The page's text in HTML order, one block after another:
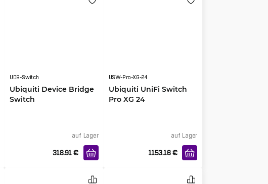
UDB-Switch
Ubiquiti Device Bridge
Switch
auf Lager
318.91 €
USW-Pro-XG-24
Ubiquiti UniFi Switch
Pro XG 24
auf Lager
1153.16 €